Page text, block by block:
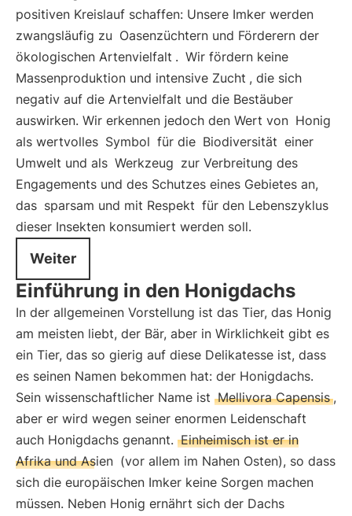
positiven Kreislauf schaffen: Unsere Imker werden
zwangsläufig zu Oasenzüchtern und Förderern der
ökologischen Artenvielfalt . Wir fördern keine
Massenproduktion und intensive Zucht , die sich
negativ auf die Artenvielfalt und die Bestäuber
auswirken. Wir erkennen jedoch den Wert von Honig
als wertvolles Symbol für die Biodiversität einer
Umwelt und als Werkzeug zur Verbreitung des
Engagements und des Schutzes eines Gebietes an,
das sparsam und mit Respekt für den Lebenszyklus
dieser Insekten konsumiert werden soll.
Weiter
Einführung in den Honigdachs
In der allgemeinen Vorstellung ist das Tier, das Honig
am meisten liebt, der Bär, aber in Wirklichkeit gibt es
ein Tier, das so gierig auf diese Delikatesse ist, dass
es seinen Namen bekommen hat: der Honigdachs.
Sein wissenschaftlicher Name ist Mellivora Capensis ,
aber er wird wegen seiner enormen Leidenschaft
auch Honigdachs genannt. Einheimisch ist er in
Afrika und Asien (vor allem im Nahen Osten), so dass
sich die europäischen Imker keine Sorgen machen
müssen. Neben Honig ernährt sich der Dachs